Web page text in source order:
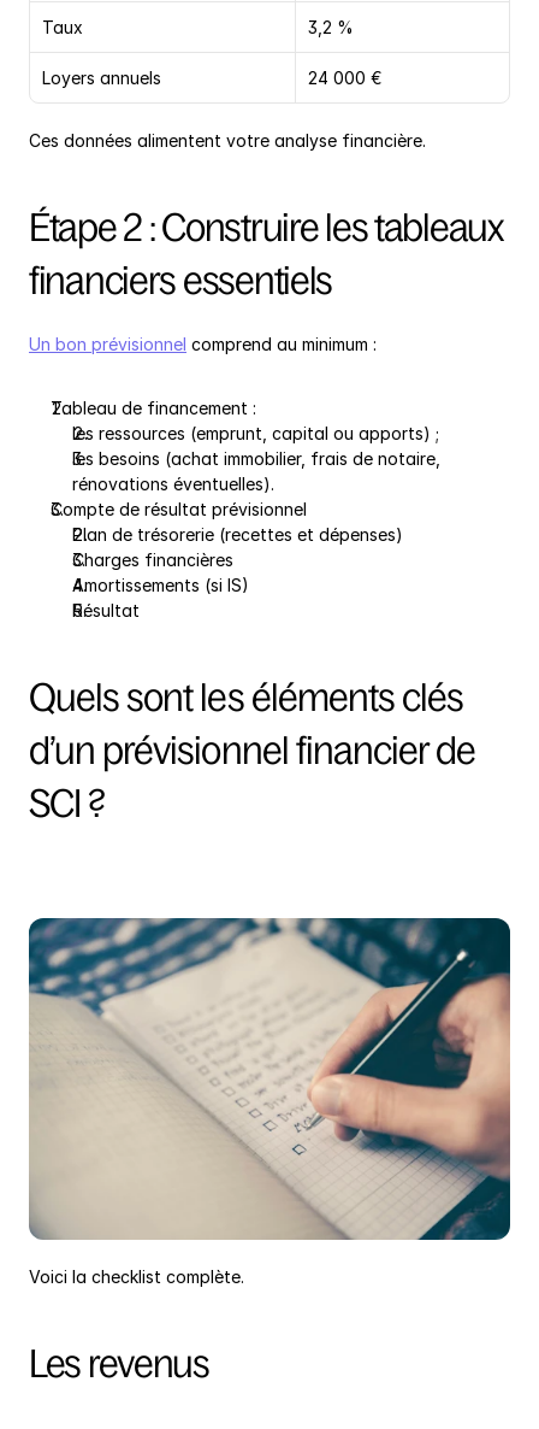
Taux 3,2 %
Loyers annuels 24 000 €
Ces données alimentent votre analyse financière.
Étape 2 : Construire les tableaux
financiers essentiels
Un bon prévisionnel comprend au minimum :
Tableau de financement :
les ressources (emprunt, capital ou apports) ;
les besoins (achat immobilier, frais de notaire,
rénovations éventuelles).
Compte de résultat prévisionnel
Plan de trésorerie (recettes et dépenses)
Charges financières
Amortissements (si IS)
Résultat
Quels sont les éléments clés
d’un prévisionnel financier de
SCI ?
Voici la checklist complète.
Les revenus